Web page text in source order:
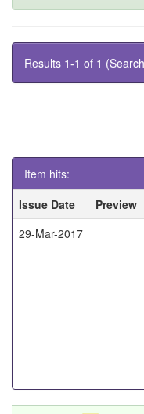
Results 1-1 of 1
Item hits:
Issue Date
Preview
29-Mar-2017